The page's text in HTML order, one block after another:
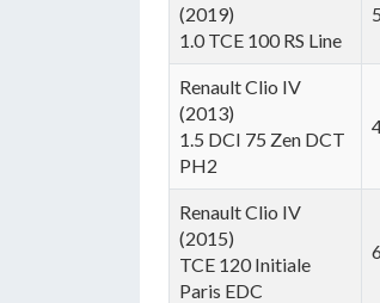
(2019)
1.0 TCE 100 RS Line
Renault Clio IV
(2013)
1.5 DCI 75 Zen DCT
PH2
Renault Clio IV
(2015)
TCE 120 Initiale
Paris EDC